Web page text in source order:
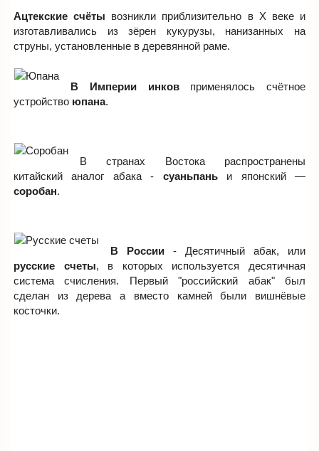
Ацтекские счёты возникли приблизительно в X веке и
изготавливались из зёрен кукурузы, нанизанных на
струны, установленные в деревянной раме.
В Империи инковприменялось счётное
устройство юпана.
В странах Востока распространены
китайский аналог абака - суаньпаньи японский —
соробан.
В России - Десятичный абак, или
русские счеты, в которых используется десятичная
система счисления. Первый "российский абак" был
сделан из дерева а вместо камней были вишнёвые
косточки.